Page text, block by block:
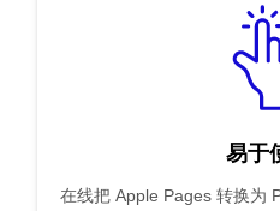
易于
在线把 Apple Pages 转换为